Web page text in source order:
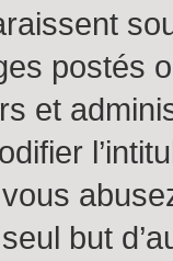
postés
et
vous
but